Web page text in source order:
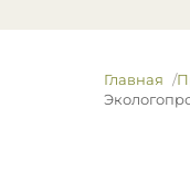
Главная